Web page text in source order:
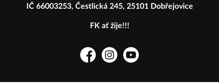
IČ 66003253, Čestlická 245, 25101 Dobřejovice
FK ať žije!!!
FacebookInstagramYouTube